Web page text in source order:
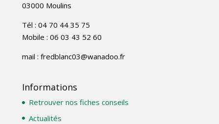
03000 Moulins
Tél : 04 70 44 35 75
Mobile : 06 03 43 52 60
mail : fredblanc03@wanadoo.fr
Informations
Retrouver nos fiches conseils
Actualités